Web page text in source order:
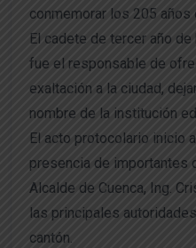
conmemorar los 205
El cadete de tercer año
fue el responsable de
exaltación a la ciudad,
nombre de la institución
El acto protocolario inicio
presencia de importantes
Alcalde de Cuenca, Ing.
las principales
cantón.